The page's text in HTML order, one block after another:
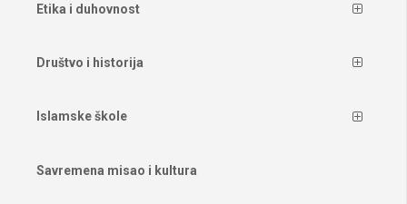
Etika i duhovnost
Društvo i historija
Islamske škole
Savremena misao i kultura